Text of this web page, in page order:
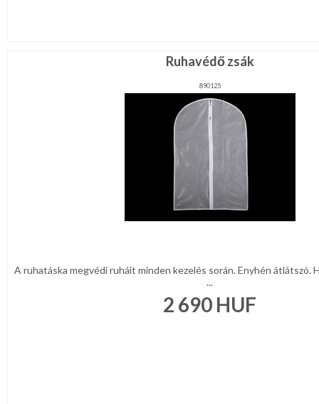
Ruhavédő zsák
890125
A ruhatáska megvédi ruháit minden kezelés során. Enyhén átlátszó.
...
2 690 HUF